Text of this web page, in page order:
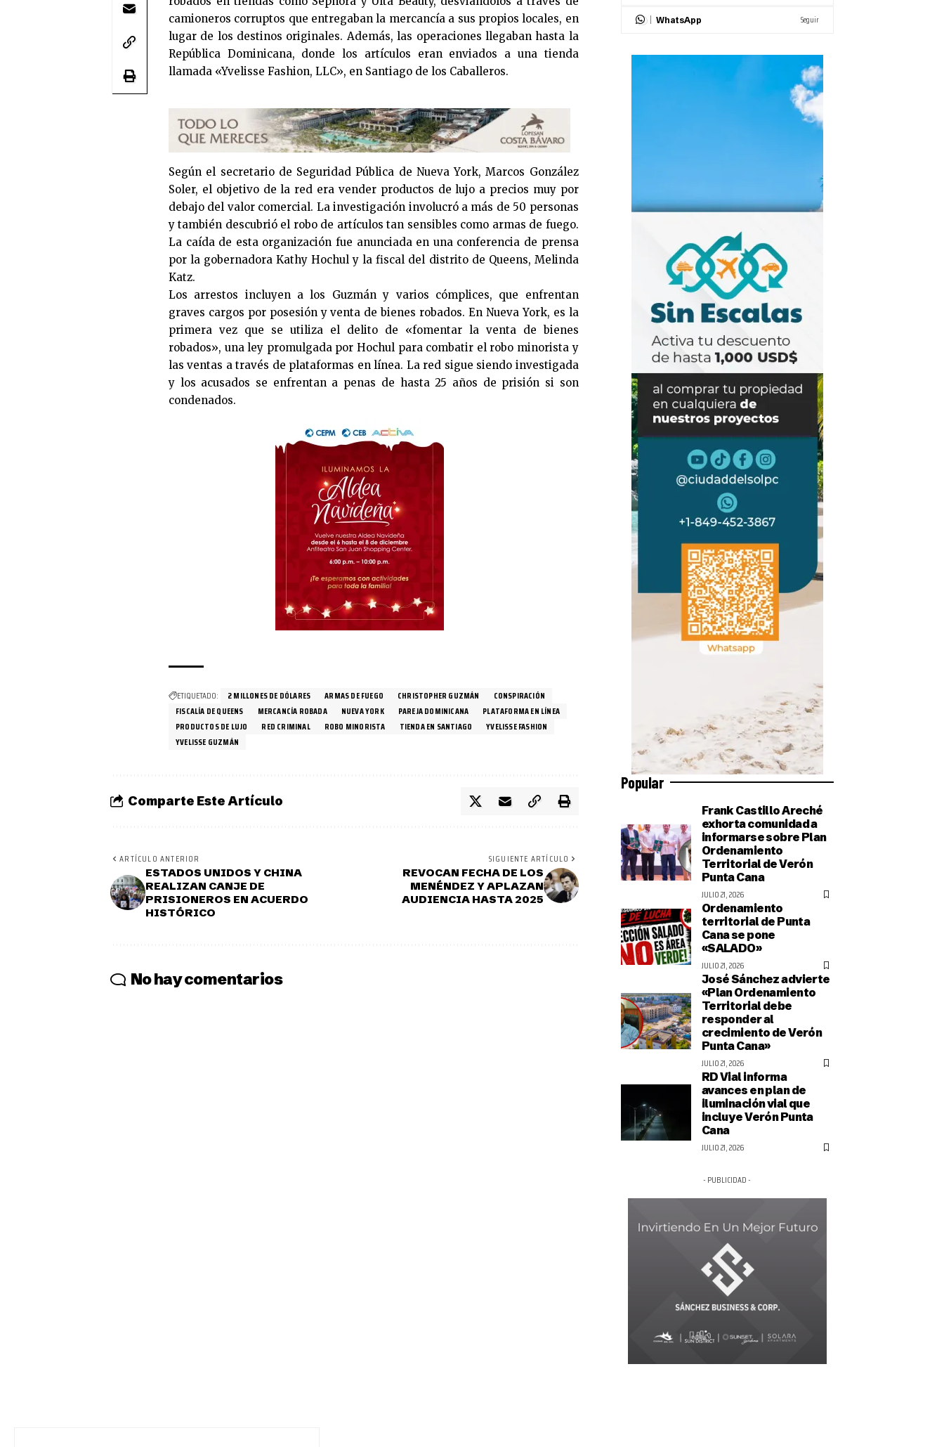
camioneros corruptos que entregaban la mercancía a sus propios locales, en
lugar de los destinos originales. Además, las operaciones llegaban hasta la
República Dominicana, donde los artículos eran enviados a una tienda
llamada «Yvelisse Fashion, LLC», en Santiago de los Caballeros.
Según el secretario de Seguridad Pública de Nueva York, Marcos González
Soler, el objetivo de la red era vender productos de lujo a precios muy por
debajo del valor comercial. La investigación involucró a más de 50 personas
y también descubrió el robo de artículos tan sensibles como armas de fuego.
La caída de esta organización fue anunciada en una conferencia de prensa
por la gobernadora Kathy Hochul y la fiscal del distrito de Queens, Melinda
Katz.
Los arrestos incluyen a los Guzmán y varios cómplices, que enfrentan
graves cargos por posesión y venta de bienes robados. En Nueva York, es la
primera vez que se utiliza el delito de «fomentar la venta de bienes
robados», una ley promulgada por Hochul para combatir el robo minorista y
las ventas a través de plataformas en línea. La red sigue siendo investigada
y los acusados se enfrentan a penas de hasta 25 años de prisión si son
condenados.
ETIQUETADO: 2 MILLONES DE DÓLARES ARMAS DE FUEGO CHRISTOPHER GUZMÁN
CONSPIRACIÓN
FISCALÍA DE QUEENS
MERCANCÍA ROBADA NUEVA YORK PAREJA DOMINICANA
PLATAFORMA EN LÍNEA
PRODUCTOS DE LUJO
RED CRIMINAL ROBO MINORISTA TIENDA EN SANTIAGO
YVELISSE FASHION
YVELISSE GUZMÁN
Comparte Este Artículo
ARTÍCULO ANTERIOR
ESTADOS UNIDOS Y CHINA
REALIZAN CANJE DE
PRISIONEROS EN ACUERDO
HISTÓRICO
SIGUIENTE ARTÍCULO
REVOCAN FECHA DE LOS
MENÉNDEZ Y APLAZAN
AUDIENCIA HASTA 2025
No hay comentarios
WhatsApp Seguir
Popular
Frank Castillo Areché
exhorta comunidad a
informarse sobre Plan
Ordenamiento
Territorial de Verón
Punta Cana
JULIO 21, 2026
Ordenamiento
territorial de Punta
Cana se pone
«SALADO»
JULIO 21, 2026
José Sánchez advierte
«Plan Ordenamiento
Territorial debe
responder al
crecimiento de Verón
Punta Cana»
JULIO 21, 2026
RD Vial informa
avances en plan de
iluminación vial que
incluye Verón Punta
Cana
JULIO 21, 2026
- PUBLICIDAD -